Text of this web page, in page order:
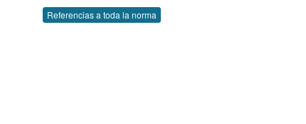
Referencias a toda la norma